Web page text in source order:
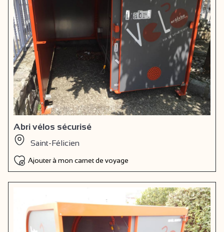
Abri vélos sécurisé
Saint-Félicien
Ajouter à mon carnet de voyage